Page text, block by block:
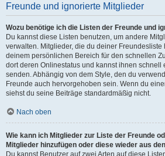
Freunde und ignorierte Mitglieder
Wozu benötige ich die Listen der Freunde und
Du kannst diese Listen benutzen, um andere
verwalten. Mitglieder, die du deiner Freundesliste
deinem persönlichen Bereich für den schnellen
dort deren Onlinestatus und kannst ihnen schnell
senden. Abhängig von dem Style, den du
Freunde auch hervorgehoben sein. Wenn du
siehst du seine Beiträge standardmäßig nicht.
Nach oben
Wie kann ich Mitglieder zur Liste der Freunde
Mitglieder hinzufügen oder diese wieder aus